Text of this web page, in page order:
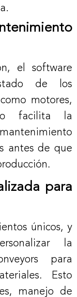
el software
de los
motores,
facilita la
antes de que
para
únicos, y
la
para
Esto
manejo de